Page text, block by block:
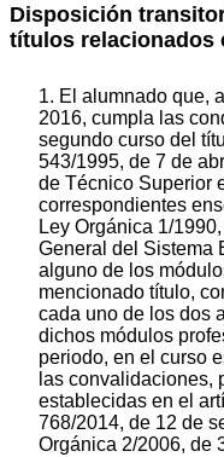
Disposición
títulos relacionados
1. El alumnado que,
2016, cumpla las
segundo curso del
543/1995, de 7 de
de Técnico Superior
correspondientes
Ley Orgánica 1/
General del Sistema
alguno de los
mencionado título,
cada uno de los dos
dichos módulos
periodo, en el curso
las convalidaciones,
establecidas en el
768/2014, de 12 de
Orgánica 2/2006, de